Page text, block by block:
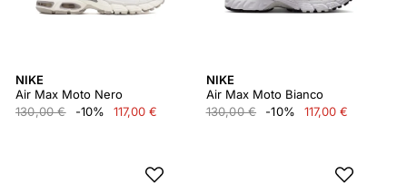
NIKE
Air Max Moto Nero
130,00 €
-10% 117,00 €
NIKE
Air Max Moto Bianco
130,00 €
-10% 117,00 €